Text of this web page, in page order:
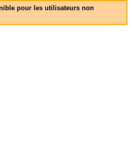
pour les utilisateurs non